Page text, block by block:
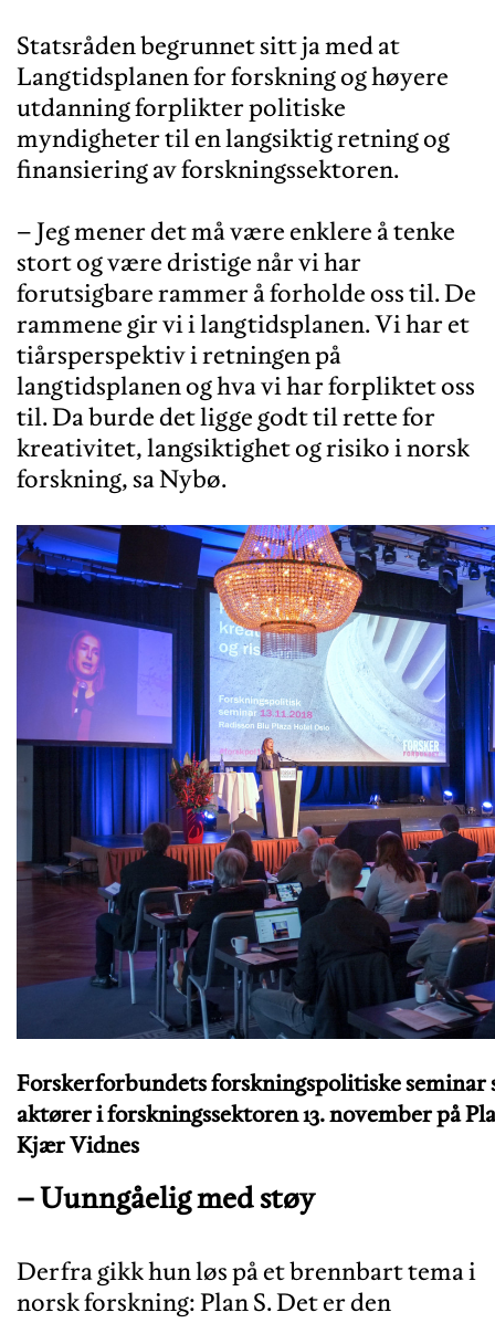
Statsråden begrunnet sitt ja med at
Langtidsplanen for forskning og høyere
utdanning forplikter politiske
myndigheter til en langsiktig retning og
finansiering av forskningssektoren.
– Jeg mener det må være enklere å tenke
stort og være dristige når vi har
forutsigbare rammer å forholde oss til. De
rammene gir vi i langtidsplanen. Vi har et
tiårsperspektiv i retningen på
langtidsplanen og hva vi har forpliktet oss
til. Da burde det ligge godt til rette for
kreativitet, langsiktighet og risiko i norsk
forskning, sa Nybø.
Forskerforbundets forskningspolitiske seminar
aktører i forskningssektoren 13. november på
Kjær Vidnes
– Uunngåelig med støy
Derfra gikk hun løs på et brennbart tema i
norsk forskning: Plan S. Det er den